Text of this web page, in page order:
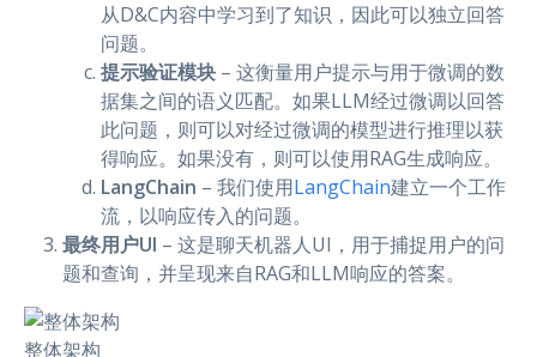
从D&C内容中学习到了知识，因此可以独立回答
问题。
提示验证模块 – 这衡量用户提示与用于微调的数
据集之间的语义匹配。如果LLM经过微调以回答
此问题，则可以对经过微调的模型进行推理以获
得响应。如果没有，则可以使用RAG生成响应。
LangChain – 我们使用LangChain建立一个工作
流，以响应传入的问题。
最终用户UI – 这是聊天机器人UI，用于捕捉用户的问
题和查询，并呈现来自RAG和LLM响应的答案。
整体架构